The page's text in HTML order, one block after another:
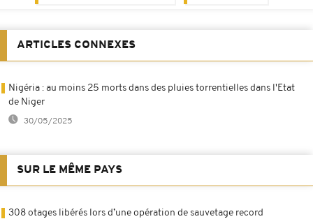
ARTICLES CONNEXES
Nigéria : au moins 25 morts dans des pluies torrentielles dans l'Etat
de Niger
30/05/2025
SUR LE MÊME PAYS
308 otages libérés lors d’une opération de sauvetage record